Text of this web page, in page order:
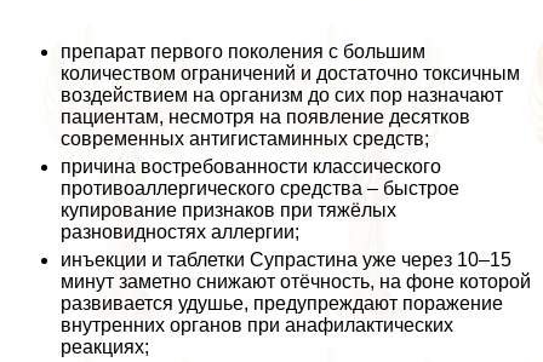
препарат первого поколения с большим
количеством ограничений и достаточно токсичным
воздействием на организм до сих пор назначают
пациентам, несмотря на появление десятков
современных антигистаминных средств;
причина востребованности классического
противоаллергического средства – быстрое
купирование признаков при тяжёлых
разновидностях аллергии;
инъекции и таблетки Супрастина уже через 10–15
минут заметно снижают отёчность, на фоне которой
развивается удушье, предупреждают поражение
внутренних органов при анафилактических
реакциях;